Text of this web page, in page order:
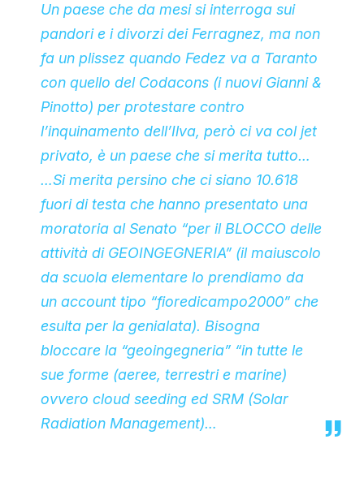
Un paese che da mesi si interroga sui
pandori e i divorzi dei Ferragnez, ma non
fa un plissez quando Fedez va a Taranto
con quello del Codacons (i nuovi Gianni &
Pinotto) per protestare contro
l’inquinamento dell’Ilva, però ci va col jet
privato, è un paese che si merita tutto…
…Si merita persino che ci siano 10.618
fuori di testa che hanno presentato una
moratoria al Senato “per il BLOCCO delle
attività di GEOINGEGNERIA” (il maiuscolo
da scuola elementare lo prendiamo da
un account tipo “fioredicampo2000” che
esulta per la genialata). Bisogna
bloccare la “geoingegneria” “in tutte le
sue forme (aeree, terrestri e marine)
ovvero cloud seeding ed SRM (Solar
Radiation Management)…